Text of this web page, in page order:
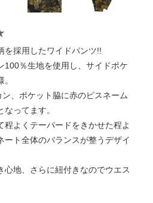
を採用したワイドパンツ!!
100％生地を使用し、サイドポケ
、ポケット脇に赤のピスネーム
ってます。
程よくテーパードをきかせた程よ
ート全体のバランスが整うデザイ
心地、さらに紐付きなのでウエス